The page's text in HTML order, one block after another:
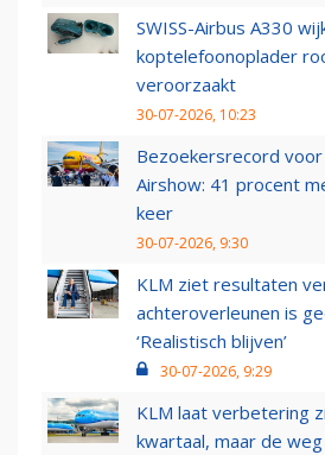
SWISS-Airbus A330
koptelefoonoplader
veroorzaakt
30-07-2026, 10:23
Bezoekersrecord
Airshow: 41 procent
keer
30-07-2026, 9:30
KLM ziet resultaten
achteroverleunen is
‘Realistisch blijven’
30-07-2026, 9:29
KLM laat verbetering
kwartaal, maar de